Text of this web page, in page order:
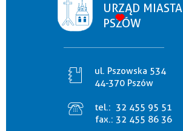
URZĄD MIASTA
PSZÓW
ul. Pszowska 534
44-370 Pszów
tel.: 32 455 95 51
fax.: 32 455 86 36